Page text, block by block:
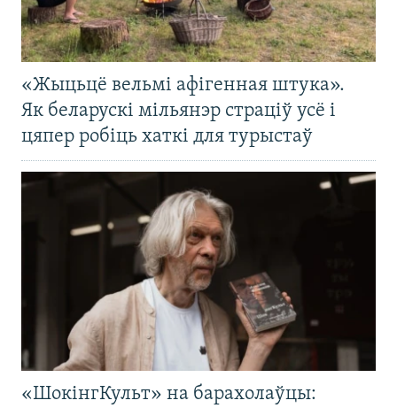
«Жыцьцё вельмі афігенная штука».
Як беларускі мільянэр страціў усё і
цяпер робіць хаткі для турыстаў
«ШокінгКульт» на барахолаўцы: